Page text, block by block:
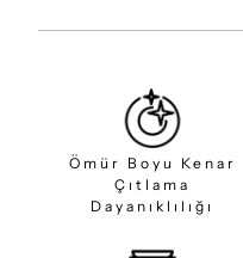
Ömür Boyu Kenar
Çıtlama
Dayanıklılığı